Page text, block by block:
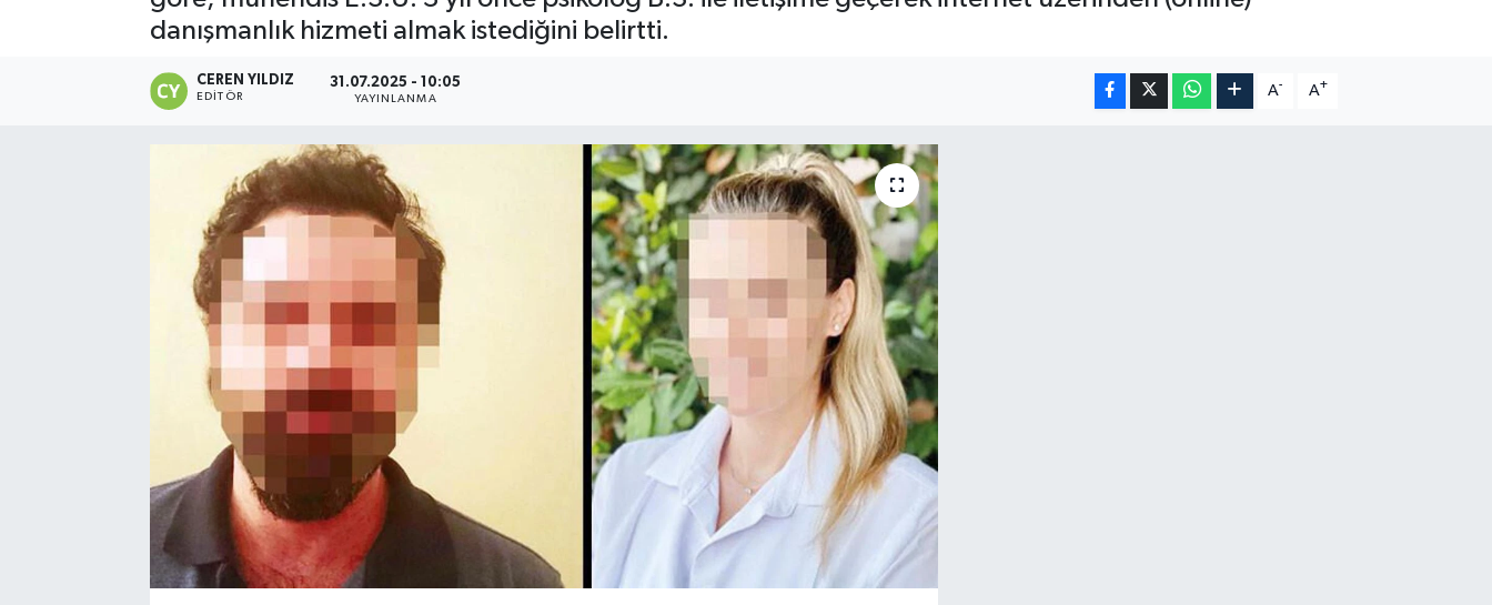
danışmanlık hizmeti almak istediğini belirtti.
CEREN YILDIZ
EDITÖR
31.07.2025 - 10:05
YAYINLANMA
A- A+